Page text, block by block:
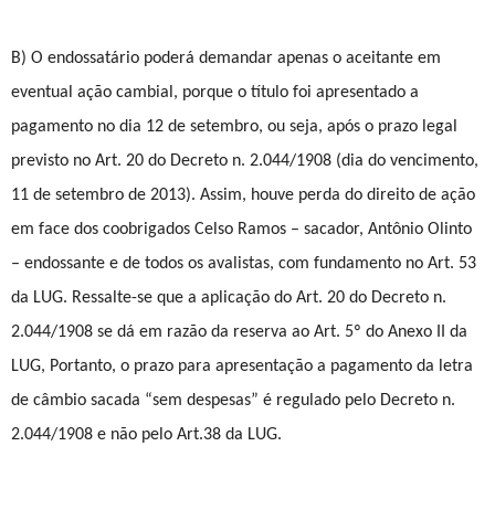
B) O endossatário poderá demandar apenas o aceitante em
eventual ação cambial, porque o título foi apresentado a
pagamento no dia 12 de setembro, ou seja, após o prazo legal
previsto no Art. 20 do Decreto n. 2.044/1908 (dia do vencimento,
11 de setembro de 2013). Assim, houve perda do direito de ação
em face dos coobrigados Celso Ramos – sacador, Antônio Olinto
– endossante e de todos os avalistas, com fundamento no Art. 53
da LUG. Ressalte-se que a aplicação do Art. 20 do Decreto n.
2.044/1908 se dá em razão da reserva ao Art. 5º do Anexo II da
LUG, Portanto, o prazo para apresentação a pagamento da letra
de câmbio sacada “sem despesas” é regulado pelo Decreto n.
2.044/1908 e não pelo Art.38 da LUG.